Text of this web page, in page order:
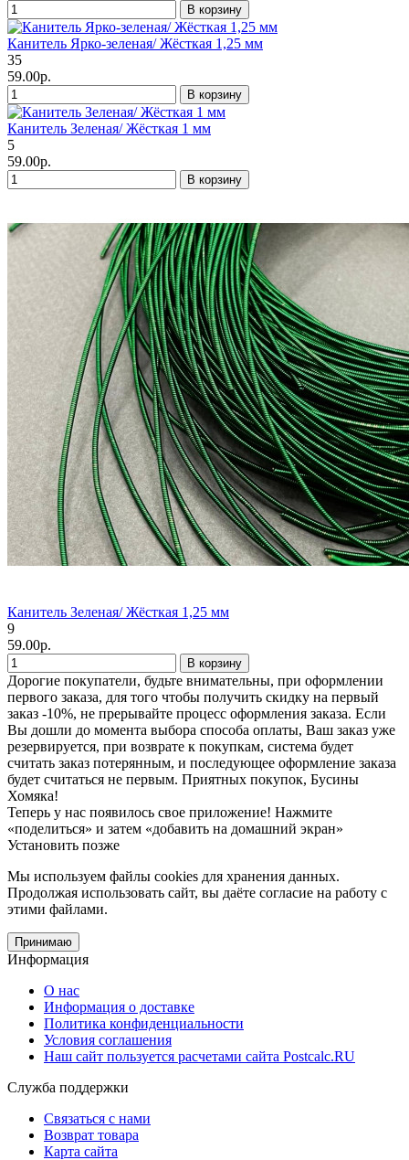
В корзину
Канитель Ярко-зеленая/ Жёсткая 1,25 мм
35
59.00р.
В корзину
Канитель Зеленая/ Жёсткая 1 мм
5
59.00р.
В корзину
Канитель Зеленая/ Жёсткая 1,25 мм
9
59.00р.
В корзину
Дорогие покупатели, будьте внимательны, при оформлении
первого заказа, для того чтобы получить скидку на первый
заказ -10%, не прерывайте процесс оформления заказа. Если
Вы дошли до момента выбора способа оплаты, Ваш заказ уже
резервируется, при возврате к покупкам, система будет
считать заказ потерянным, и последующее оформление заказа
будет считаться не первым. Приятных покупок, Бусины
Хомяка!
Теперь у нас появилось свое приложение! Нажмите
«поделиться» и затем «добавить на домашний экран»
Установить позже
Мы используем файлы cookies для хранения данных.
Продолжая использовать сайт, вы даёте согласие на работу с
этими файлами.
Принимаю
Информация
О нас
Информация о доставке
Политика конфиденциальности
Условия соглашения
Наш сайт пользуется расчетами сайта Postcalc.RU
Служба поддержки
Связаться с нами
Возврат товара
Карта сайта